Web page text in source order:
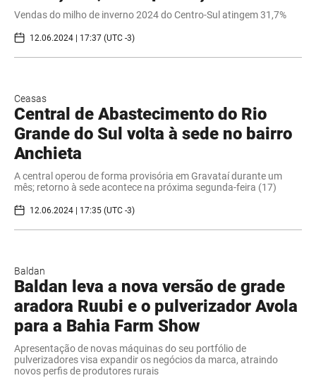
Vendas do milho de inverno 2024 do Centro-Sul atingem 31,7%
12.06.2024 | 17:37 (UTC -3)
Ceasas
Central de Abastecimento do Rio
Grande do Sul volta à sede no bairro
Anchieta
A central operou de forma provisória em Gravataí durante um
mês; retorno à sede acontece na próxima segunda-feira (17)
12.06.2024 | 17:35 (UTC -3)
Baldan
Baldan leva a nova versão de grade
aradora Ruubi e o pulverizador Avola
para a Bahia Farm Show
Apresentação de novas máquinas do seu portfólio de
pulverizadores visa expandir os negócios da marca, atraindo
novos perfis de produtores rurais